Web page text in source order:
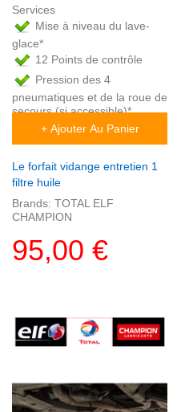
Services
Mise à niveau du lave-
glace*
12 Points de contrôle
Pression des 4
pneumatiques et de la roue de
secours (si accessible)*
+ Ajouter Au Panier
Le forfait vidange entretien 1
filtre huile
Brands: TOTAL ELF
CHAMPION
95,00 €